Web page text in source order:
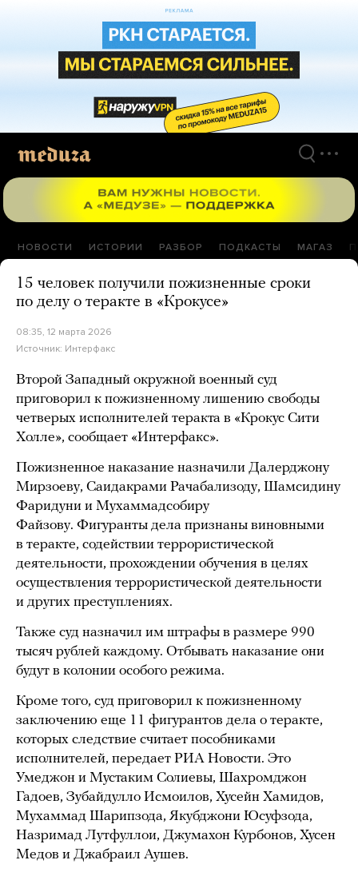
НОВОСТИ ИСТОРИИ РАЗБОР ПОДКАСТЫ МАГАЗ
15 человек получили пожизненные сроки
по делу о теракте в «Крокусе»
08:35, 12 марта 2026
Источник: Интерфакс
Второй Западный окружной военный суд
приговорил к пожизненному лишению свободы
четверых исполнителей теракта в «Крокус Сити
Холле», сообщает «Интерфакс».
Пожизненное наказание назначили Далерджону
Мирзоеву, Саидакрами Рачабализоду, Шамсидину
Фаридуни и Мухаммадсобиру
Файзову. Фигуранты дела признаны виновными
в теракте, содействии террористической
деятельности, прохождении обучения в целях
осуществления террористической деятельности
и других преступлениях.
Также суд назначил им штрафы в размере 990
тысяч рублей каждому. Отбывать наказание они
будут в колонии особого режима.
Кроме того, суд приговорил к пожизненному
заключению еще 11 фигурантов дела о теракте,
которых следствие считает пособниками
исполнителей, передает РИА Новости. Это
Умеджон и Мустаким Солиевы, Шахромджон
Гадоев, Зубайдулло Исмоилов, Хусейн Хамидов,
Мухаммад Шарипзода, Якубджони Юсуфзода,
Назримад Лутфуллои, Джумахон Курбонов, Хусен
Медов и Джабраил Аушев.